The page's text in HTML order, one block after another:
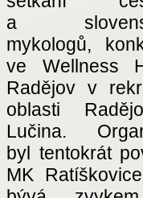
a
mykologů,
ve Wellness
Radějov v
oblasti
Lučina.
byl tentokrát
MK